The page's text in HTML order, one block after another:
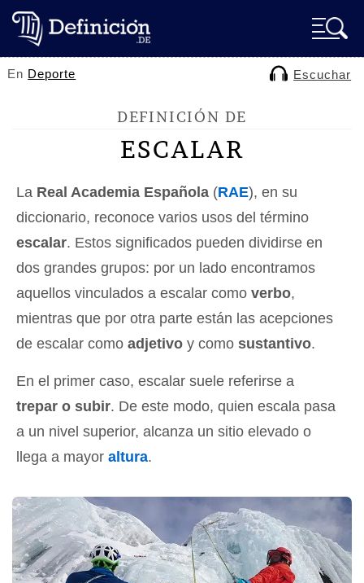
En Deporte Escuchar
DEFINICIÓN DE
ESCALAR
La Real Academia Española (RAE), en su
diccionario, reconoce varios usos del término
escalar. Estos significados pueden dividirse en
dos grandes grupos: por un lado encontramos
aquellos vinculados a escalar como verbo,
mientras que por otra parte están las acepciones
de escalar como adjetivo y como sustantivo.
En el primer caso, escalar suele referirse a
trepar o subir. De este modo, quien escala pasa
a un nivel superior, alcanza un sitio elevado o
llega a mayor altura.